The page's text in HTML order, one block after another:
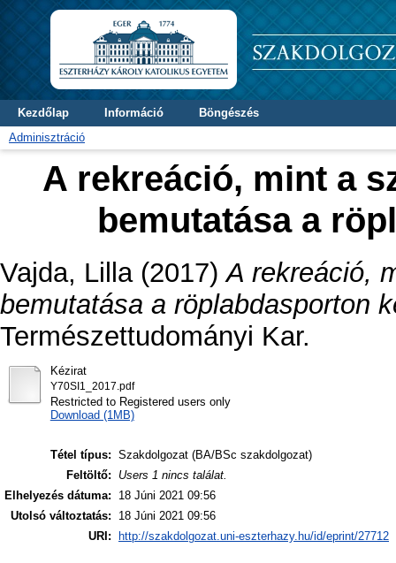
Kezdőlap Információ
Böngészés
Adminisztráció
A rekreáció, mint a
bemutatása a
Vajda, Lilla(2017)A rekreáció,
bemutatása a röplabdasporton
Természettudományi Kar.
Kézirat
Y70SI1_2017.pdf
Restricted to Registered users only
Download (1MB)
Tétel típus: Szakdolgozat (BA/BSc szakdolgozat)
Feltöltő:
Users 1 nincs találat.
Elhelyezés dátuma:
18 Júni 2021 09:56
Utolsó változtatás:
18 Júni 2021 09:56
URI:
http://szakdolgozat.uni-eszterhazy.hu/id/eprint/27712